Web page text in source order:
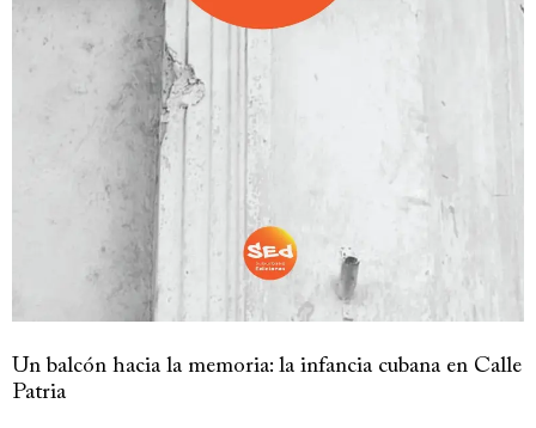
Un balcón hacia la memoria: la infancia cubana en Calle
Patria